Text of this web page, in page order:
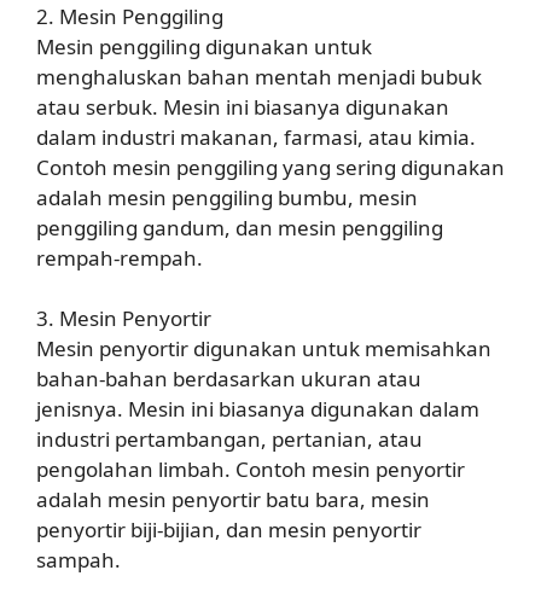
2. Mesin Penggiling
Mesin penggiling digunakan untuk
menghaluskan bahan mentah menjadi bubuk
atau serbuk. Mesin ini biasanya digunakan
dalam industri makanan, farmasi, atau kimia.
Contoh mesin penggiling yang sering digunakan
adalah mesin penggiling bumbu, mesin
penggiling gandum, dan mesin penggiling
rempah-rempah.
3. Mesin Penyortir
Mesin penyortir digunakan untuk memisahkan
bahan-bahan berdasarkan ukuran atau
jenisnya. Mesin ini biasanya digunakan dalam
industri pertambangan, pertanian, atau
pengolahan limbah. Contoh mesin penyortir
adalah mesin penyortir batu bara, mesin
penyortir biji-bijian, dan mesin penyortir
sampah.